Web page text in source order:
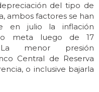
del tipo de
ambos factores se han
en julio la inflación
meta luego de 17
menor presión
Central de Reserva
o inclusive bajarla